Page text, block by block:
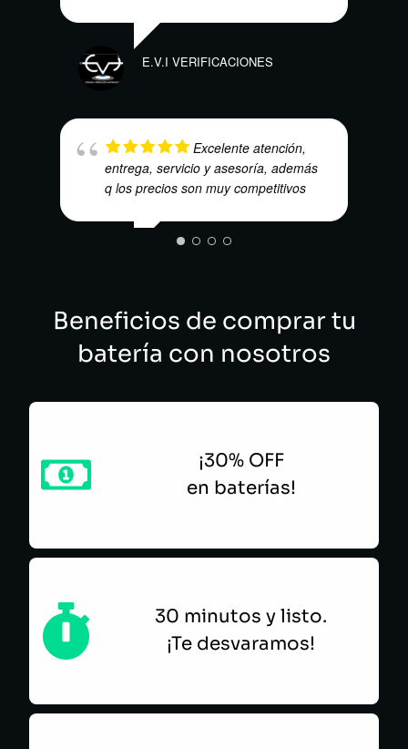
E.V.I VERIFICACIONES
Excelente atención,
entrega, servicio y asesoría, además
q los precios son muy competitivos
Beneficios de comprar tu
batería con nosotros
¡30% OFF
en baterías!
30 minutos y listo.
¡Te desvaramos!